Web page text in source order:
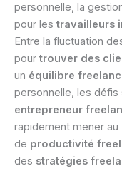
personnelle, la
pour les travailleurs
Entre la fluctuation
pour trouver des
un équilibre
personnelle, les défis
entrepreneur
rapidement mener au
de productivité
des stratégies